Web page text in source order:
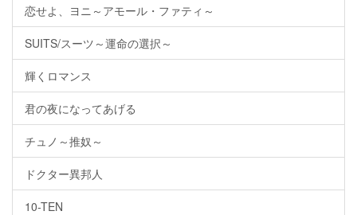
恋せよ、ヨニ～アモール・ファティ～
SUITS/スーツ～運命の選択～
輝くロマンス
君の夜になってあげる
チュノ～推奴～
ドクター異邦人
10-TEN